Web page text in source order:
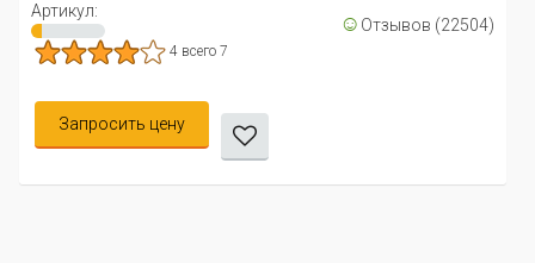
Артикул: ☺ Отзывов (22504)
4 всего 7
Запросить цену